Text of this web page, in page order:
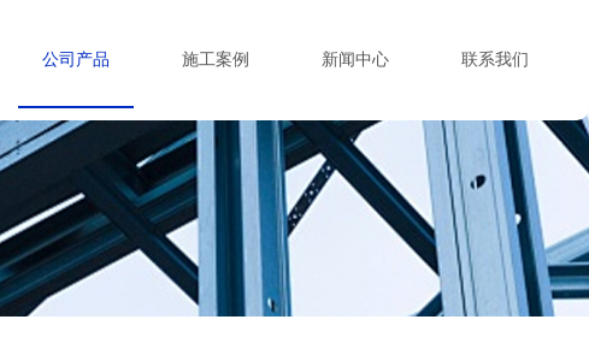
公司产品 施工案例 新闻中心 联系我们